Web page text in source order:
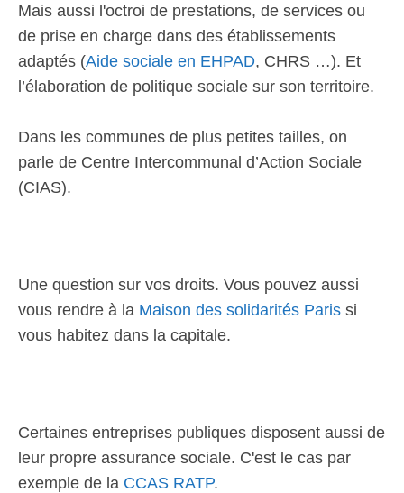
Mais aussi l'octroi de prestations, de services ou
de prise en charge dans des établissements
adaptés (Aide sociale en EHPAD, CHRS …). Et
l’élaboration de politique sociale sur son territoire.
Dans les communes de plus petites tailles, on
parle de Centre Intercommunal d’Action Sociale
(CIAS).
Une question sur vos droits. Vous pouvez aussi
vous rendre à la Maison des solidarités Paris si
vous habitez dans la capitale.
Certaines entreprises publiques disposent aussi de
leur propre assurance sociale. C'est le cas par
exemple de la CCAS RATP.